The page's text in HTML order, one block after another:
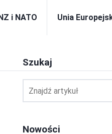
i NATO Unia
Szukaj
Nowości